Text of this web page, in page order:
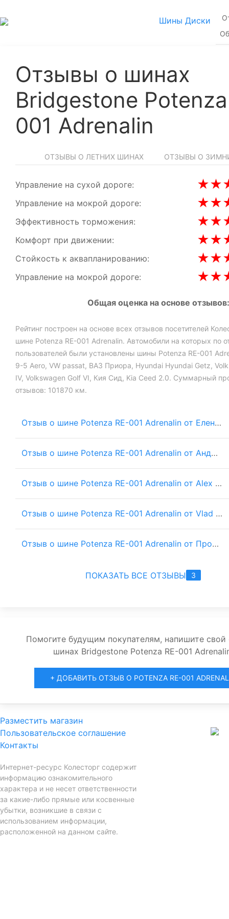
Шины Диски
Отзывы о шинах
Bridgestone
001 Adrenalin
ОТЗЫВЫ О ЛЕТНИХ ШИНАХ ОТЗЫВЫ О
Управление на сухой дороге: ★★
Управление на мокрой дороге: ★★
Эффективность торможения: ★★
Комфорт при движении: ★★
Стойкость к аквапланированию: ★★
Управление на мокрой дороге: ★★
Общая оценка на основе отзывов:
Рейтинг построен на основе всех отзывов посетителей
шине Potenza RE-001 Adrenalin. Автомобили на которых по
пользователей были установлены шины Potenza RE-001
9-5 Aero, VW passat, ВАЗ Приора, Hyundai Hyundai Getz,
IV, Volkswagen Golf VI, Кия Сид, Kia Ceed 2.0. Суммарный
отзывов: 101870 км.
Отзыв о шине Potenza RE-001 Adrenalin от Елена на Кия Сид
Отзыв о шине Potenza RE-001 Adrenalin от Андрей на ВАЗ Приора
Отзыв о шине Potenza RE-001 Adrenalin от Alex Kovalsky на Volkswagen Golf VI
Отзыв о шине Potenza RE-001 Adrenalin от Vlad на Kia Ceed 2.0
Отзыв о шине Potenza RE-001 Adrenalin от Продавец на Volkswagen Golf IV
ПОКАЗАТЬ ВСЕ ОТЗЫВЫ 3
Помогите будущим покупателям, напишите свой
шинах Bridgestone Potenza RE-001
+ ДОБАВИТЬ ОТЗЫВ О POTENZA RE-001
Разместить магазин
Пользовательское соглашение
Контакты
Интернет-ресурс Колесторг содержит
информацию ознакомительного
характера и не несет ответственности
за какие-либо прямые или косвенные
убытки, возникшие в связи с
использованием информации,
расположенной на данном сайте.